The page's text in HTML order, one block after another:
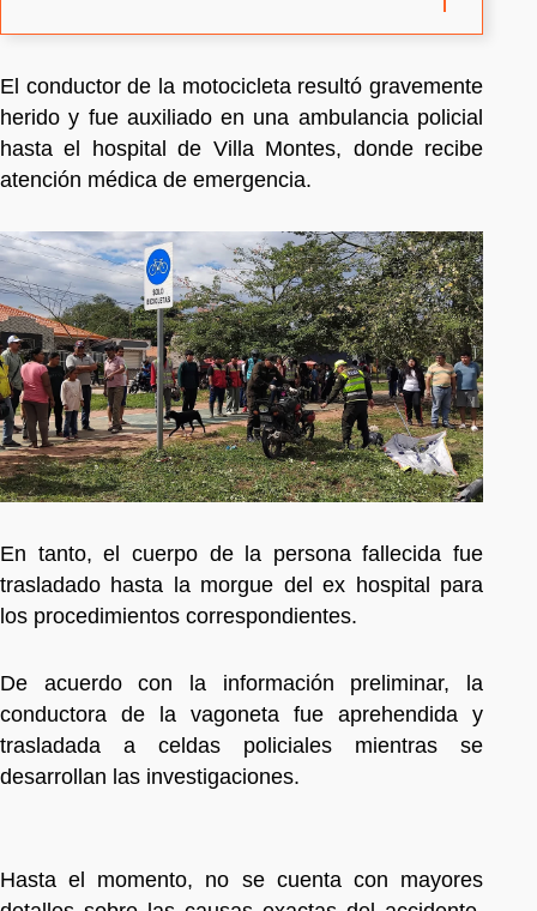
El conductor de la motocicleta resultó gravemente
herido y fue auxiliado en una ambulancia policial
hasta el hospital de Villa Montes, donde recibe
atención médica de emergencia.
En tanto, el cuerpo de la persona fallecida fue
trasladado hasta la morgue del ex hospital para
los procedimientos correspondientes.
De acuerdo con la información preliminar, la
conductora de la vagoneta fue aprehendida y
trasladada a celdas policiales mientras se
desarrollan las investigaciones.
Hasta el momento, no se cuenta con mayores